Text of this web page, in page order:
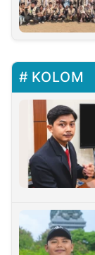
KOLOM